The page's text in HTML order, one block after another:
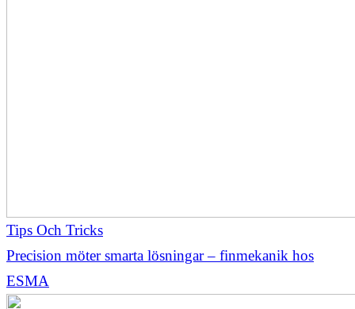
Tips Och Tricks
Precision möter smarta lösningar – finmekanik hos
ESMA